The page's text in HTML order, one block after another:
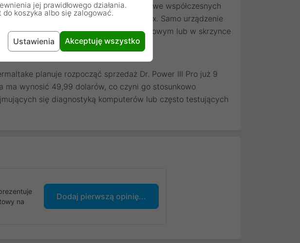
złączami stosowanymi we współczesnych
4+4-pin, PCIe 6+2-pin, SATA oraz Molex. Samo urządzenie
zmieści się na stanowisku serwisowym lub w skrzynce
planuje rozpocząć sprzedaż Dr. Power III Pro już 9
ma wynosić 49,99 dolarów, co czyni go stosunkowo
się diagnostyką komputerów lub często testujących
na
Dodaj pierwszą opinię...
jej prawidłowego działania.
do koszyka albo się zalogować.
Ustawienia Akceptuję wszystko